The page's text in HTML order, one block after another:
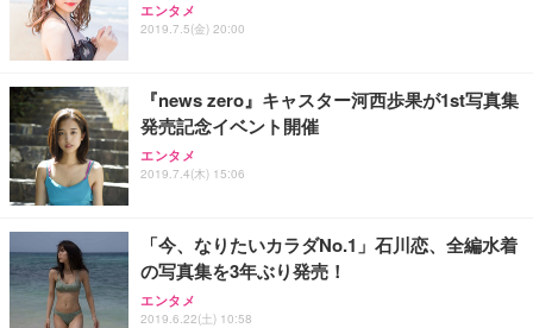
エンタメ
2019.7.5(金) 20:00
『news zero』キャスター河西歩果が1st写真集
発売記念イベント開催
エンタメ
2019.7.4(木) 15:06
「今、なりたいカラダNo.1」石川恋、全編水着
の写真集を3年ぶり発売！
エンタメ
2019.6.22(土) 10:58